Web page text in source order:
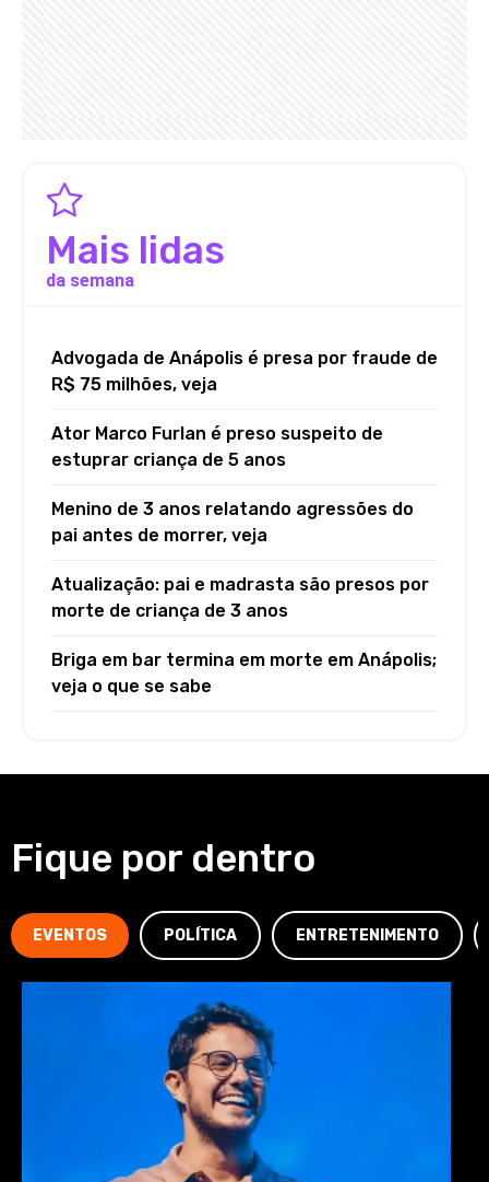
Mais lidas
da semana
Advogada de Anápolis é presa por fraude de
R$ 75 milhões, veja
Ator Marco Furlan é preso suspeito de
estuprar criança de 5 anos
Menino de 3 anos relatando agressões do
pai antes de morrer, veja
Atualização: pai e madrasta são presos por
morte de criança de 3 anos
Briga em bar termina em morte em Anápolis;
veja o que se sabe
Fique por dentro
EVENTOS POLÍTICA ENTRETENIMENTO